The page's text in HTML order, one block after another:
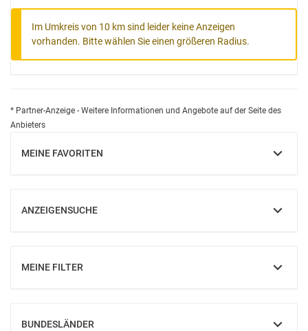
Im Umkreis von 10 km sind leider keine Anzeigen
vorhanden. Bitte wählen Sie einen größeren Radius.
* Partner-Anzeige - Weitere Informationen und Angebote auf der Seite des
Anbieters
MEINE FAVORITEN
EINBLENDEN
ANZEIGENSUCHE
EINBLENDEN
MEINE FILTER
EINBLENDEN
BUNDESLÄNDER